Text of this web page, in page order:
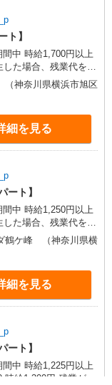
ト】
神奈川県横浜市旭区
細を見る
ート】
鶴ケ峰 （神奈川県横
細を見る
ート】